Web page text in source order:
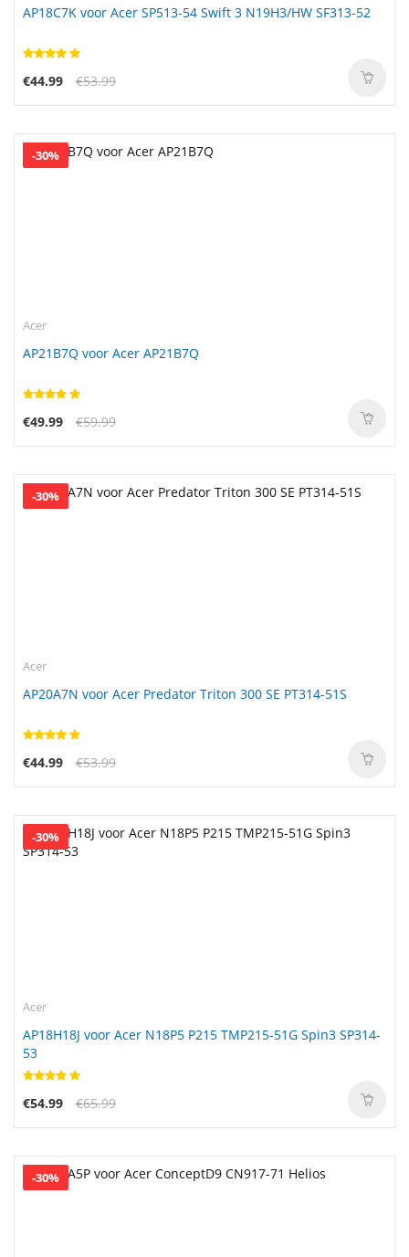
AP18C7K voor Acer SP513-54 Swift 3 N19H3/HW SF313-52
€44.99 €53.99
-30%
Acer
AP21B7Q voor Acer AP21B7Q
€49.99 €59.99
-30%
Acer
AP20A7N voor Acer Predator Triton 300 SE PT314-51S
€44.99 €53.99
-30%
Acer
AP18H18J voor Acer N18P5 P215 TMP215-51G Spin3 SP314-
53
€54.99 €65.99
-30%